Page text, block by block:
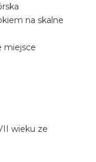
na skalne
miejsce
wieku ze